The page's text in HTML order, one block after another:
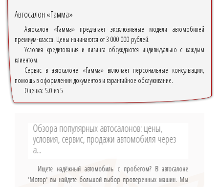
Автосалон «Гамма»
Автосалон «Гамма» предлагает эксклюзивные модели автомобилей
премиум-класса. Цены начинаются от 3 000 000 рублей.
Условия кредитования и лизинга обсуждаются индивидуально с каждым
клиентом.
Сервис в автосалоне «Гамма» включает персональные консультации,
помощь в оформлении документов и гарантийное обслуживание.
Оценка: 5.0 из 5
Обзора популярных автосалонов: цены,
условия, сервис, продажи автомобиля через
а...
Ищете надёжный автомобиль с пробегом? В автосалоне
'Мотор' вы найдёте большой выбор проверенных машин. Мы